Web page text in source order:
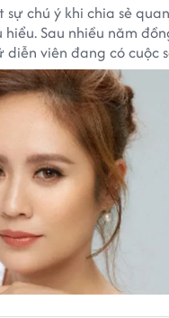
sự chú ý khi chia sẻ
Sau nhiều năm
viên đang có cuộc
tâm.